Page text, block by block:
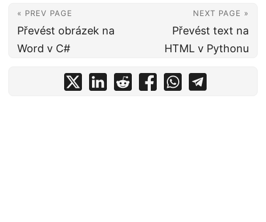
« PREV PAGE
Převést obrázek na
Word v C#
NEXT PAGE »
Převést text na
HTML v Pythonu